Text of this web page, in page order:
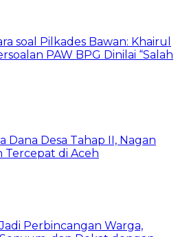
soal Pilkades Bawan: Khairul
PAW BPG Dinilai “Salah
Dana Desa Tahap II, Nagan
Tercepat di Aceh
Perbincangan Warga,